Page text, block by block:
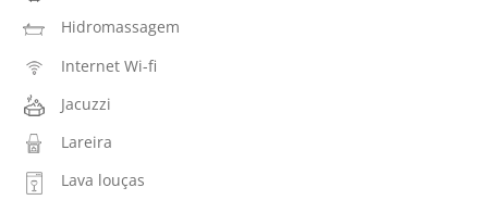
Hidromassagem
Internet Wi-fi
Jacuzzi
Lareira
Lava louças